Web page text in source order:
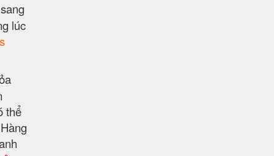
lúc
thể